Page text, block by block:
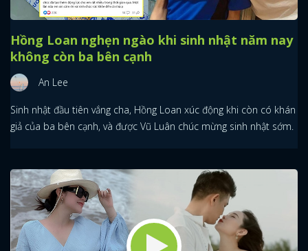
Hồng Loan nghẹn ngào khi sinh nhật năm nay
không còn ba bên cạnh
An Lee
Sinh nhật đầu tiên vắng cha, Hồng Loan xúc động khi còn có khán
giả của ba bên cạnh, và được Vũ Luân chúc mừng sinh nhật sớm.